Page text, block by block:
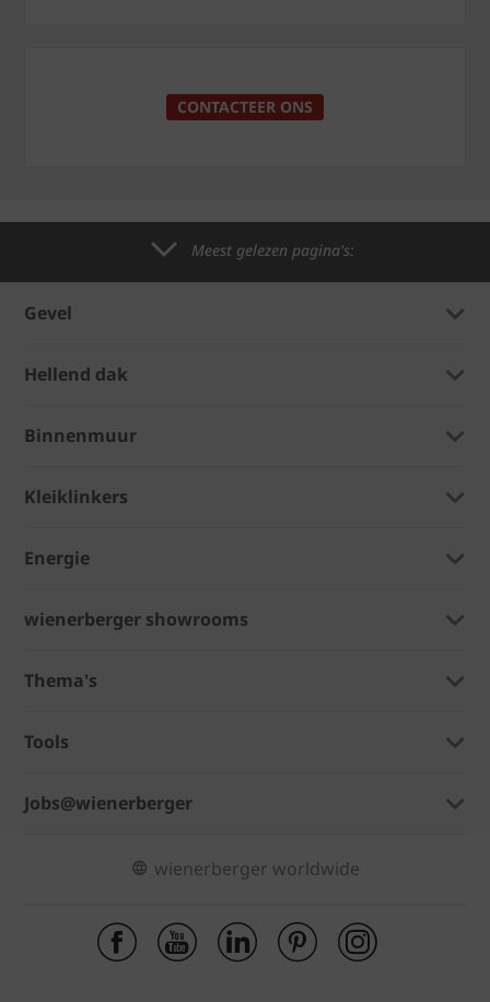
CONTACTEER ONS
Meest gelezen pagina's:
Gevel
Hellend dak
Binnenmuur
Kleiklinkers
Energie
wienerberger showrooms
Thema's
Tools
Jobs@wienerberger
wienerberger worldwide